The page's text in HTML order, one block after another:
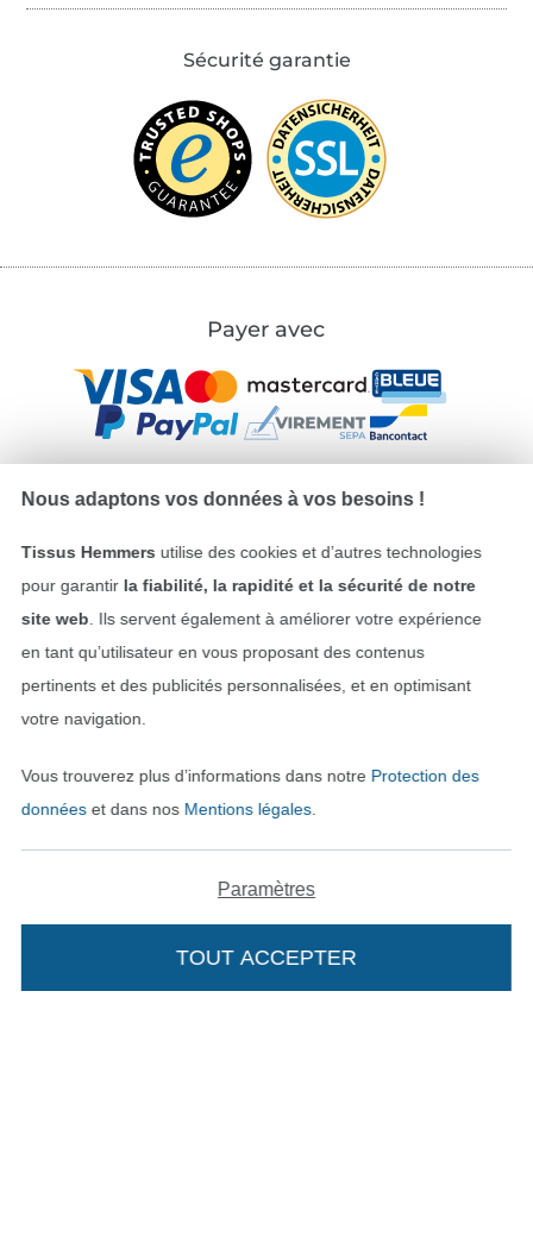
Sécurité garantie
Payer avec
CGV
Droit de rétractation
Passer à la boutique allemande
Nous adaptons vos données à vos besoins !
Tissus Hemmers utilise des cookies et d’autres technologies
pour garantir la fiabilité, la rapidité et la sécurité de notre
site web . Ils servent également à améliorer votre expérience
en tant qu’utilisateur en vous proposant des contenus
pertinents et des publicités personnalisées, et en optimisant
votre navigation.
Vous trouverez plus d’informations dans notre Protection des
donnéeset dans nos Mentions légales.
Paramètres
TOUT ACCEPTER